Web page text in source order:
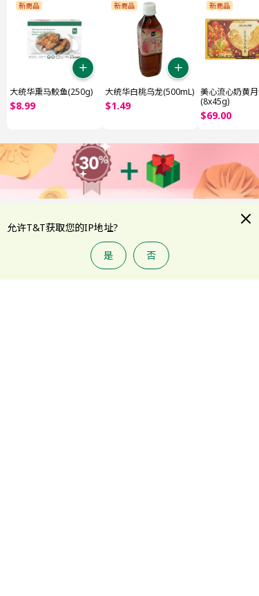
新商品
大统华熏马鲛鱼(250g)
$8.99
新商品
大统华白桃乌龙(500mL)
$1.49
新商品
美心流心奶黄月
(8x45g)
$69.00
美妆个护，低至7折
购买更多
韩系护肤精选 夏季防晒
大统华积分 折扣专区
允许T&T获取您的IP地址?
是 否